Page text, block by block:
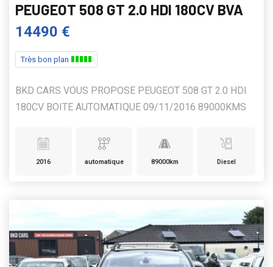
PEUGEOT 508 GT 2.0 HDI 180CV BVA
14490 €
Très bon plan
BKD CARS VOUS PROPOSE PEUGEOT 508 GT 2.0 HDI
180CV BOITE AUTOMATIQUE 09/11/2016 89000KMS
2016 automatique 89000km Diesel